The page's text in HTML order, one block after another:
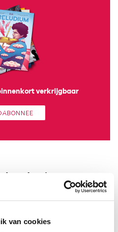
van cookies
verkrijgbaar
ABONNEE